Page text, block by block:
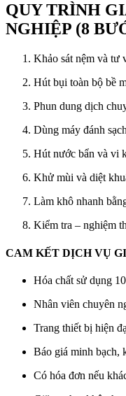
QUY TRÌNH
NGHIỆP (8
Khảo sát nệm và tư
Hút bụi toàn bộ bề
Phun dung dịch
Dùng máy đánh
Hút nước bẩn và vi
Khử mùi và diệt
Làm khô nhanh
Kiểm tra – nghiệm
CAM KẾT DỊCH VỤ
Hóa chất sử dụng
Nhân viên chuyên
Trang thiết bị hiện
Báo giá minh bạch,
Có hóa đơn nếu